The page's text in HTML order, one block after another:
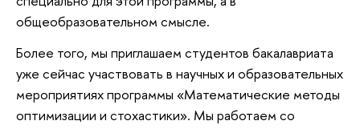
общеобразовательном смысле.
Более того, мы приглашаем студентов бакалавриата
уже сейчас участвовать в научных и образовательных
мероприятиях программы «Математические методы
оптимизации и стохастики». Мы работаем со